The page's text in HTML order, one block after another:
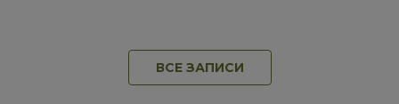
ВСЕ ЗАПИСИ